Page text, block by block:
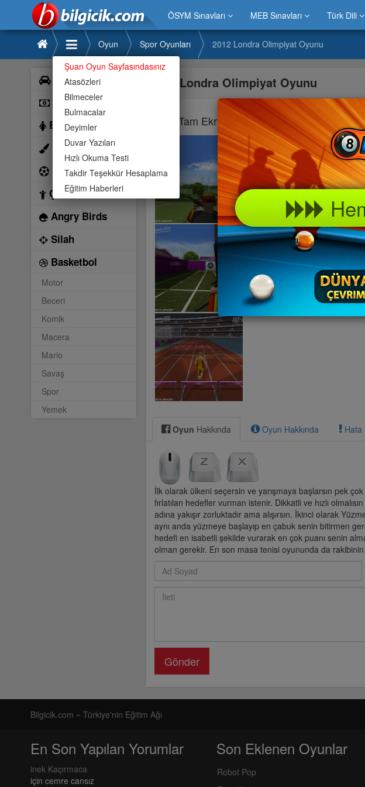
ÖSYM Sınavları MEB Sınavları Türk Dili
Şuan Oyun Sayfasındasınız
Atasözleri
Bilmeceler
Bulmacalar
Deyimler
Duvar Yazıları
Hızlı Okuma Testi
Takdir Teşekkür Hesaplama
Eğitim Haberleri
Oyun Spor Oyunları 2012 Londra Olimpiyat Oyunu
Araba
Bilardo
Barbie
Boyama
Futbol
Çocuk
Angry Birds
Silah
Basketbol
Motor
Beceri
Komik
Macera
Mario
Savaş
Spor
Yemek
2012 Londra Olimpiyat Oyunu
Tam Ekran İçin Buraya Ardından
Oyun Hakkında Oyun Hakkında Hata
İlk olarak ülkeni seçersin ve yarışmaya başlarsın pek çok
fırlatılan hedefler vurman istenir. Dikkatli ve hızlı
adına yakışır zorluktadır ama alışırsın. İkinci olarak
aynı anda yüzmeye başlayıp en çabuk senin bitirmen
hedefi en isabetli şekilde vurarak en çok puanı senin
olman gerekir. En son masa tenisi oyununda da
Gönder
Bilgicik.com ~ Türkiye'nin Eğitim Ağı
En Son Yapılan Yorumlar
inek Kaçırmaca
için cemre cansız
Son Eklenen Oyunlar
Robot Pop